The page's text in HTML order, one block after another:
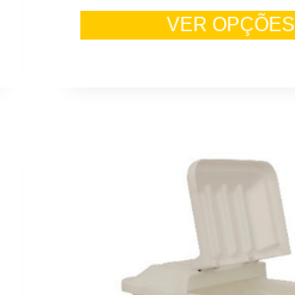
VER OPÇÕES